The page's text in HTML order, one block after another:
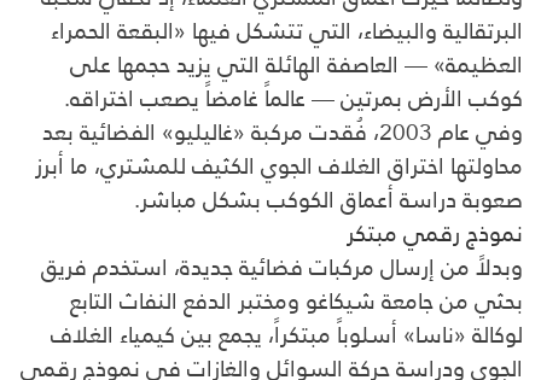
البرتقالية والبيضاء، التي تتشكل فيها «البقعة الحمراء
العظيمة» — العاصفة الهائلة التي يزيد حجمها على
كوكب الأرض بمرتين — عالماً غامضاً يصعب اختراقه.
وفي عام 2003، فُقدت مركبة «غاليليو» الفضائية بعد
محاولتها اختراق الغلاف الجوي الكثيف للمشتري، ما أبرز
صعوبة دراسة أعماق الكوكب بشكل مباشر.
نموذج رقمي مبتكر
وبدلاً من إرسال مركبات فضائية جديدة، استخدم فريق
بحثي من جامعة شيكاغو ومختبر الدفع النفاث التابع
لوكالة «ناسا» أسلوباً مبتكراً، يجمع بين كيمياء الغلاف
الجوي ودراسة حركة السوائل والغازات في نموذج رقمي